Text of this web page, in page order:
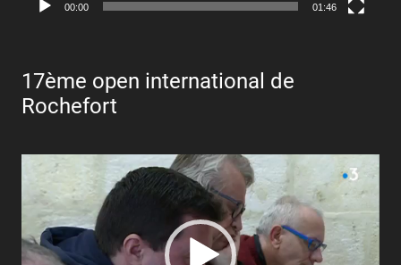
00:00 01:46
17ème open international de
Rochefort
Lecteur